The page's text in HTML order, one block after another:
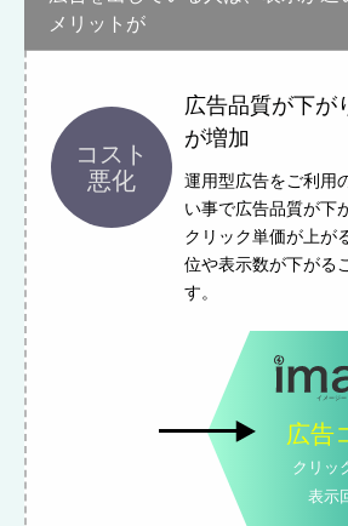
メリットが
コスト
悪化
広告品質が下が
が増加
運用型広告をご利用
い事で広告品質が下
クリック単価が上が
位や表示数が下がる
す。
広告
クリッ
表示